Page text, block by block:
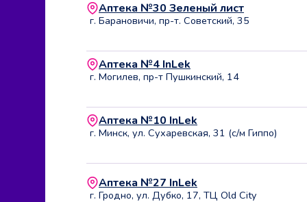
Аптека №30 Зеленый лист
г. Барановичи, пр-т. Советский, 35
Аптека №4 InLek
г. Могилев, пр-т Пушкинский, 14
Аптека №10 InLek
г. Минск, ул. Сухаревская, 31 (с/м Гиппо)
Аптека №27 InLek
г. Гродно, ул. Дубко, 17, ТЦ Old City